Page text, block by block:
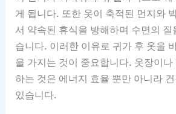
게 됩니다. 또한 옷이 축적된 먼지와
서 약속된 휴식을 방해하며 수면의 질
습니다. 이러한 이유로 귀가 후 옷을
을 가지는 것이 중요합니다. 옷장이나
하는 것은 에너지 효율 뿐만 아니라
있습니다.